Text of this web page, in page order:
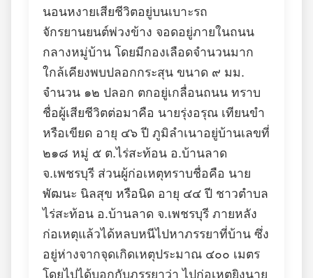
นอนหงายเสียชีวิตอยู่บนเบาะรถ
จักรยานยนต์พ่วงข้าง จอดอยู่ภายในถนน
กลางหมู่บ้าน โดยมีกองเลือดจำนวนมาก
ใกล้เคียงพบปลอกกระสุน ขนาด ๙ มม.
จำนวน ๑๒ ปลอก ตกอยู่เกลื่อนถนน ทราบ
ชื่อผู้เสียชีวิตต่อมาคือ นายรุ่งอรุณ เทียนขำ
หรือเขียด อายุ ๔๖ ปี ภูมิลำเนาอยู่บ้านเลขที่
๒๑๘ หมู่ ๕ ต.ไร่สะท้อน อ.บ้านลาด
จ.เพชรบุรี ส่วนผู้ก่อเหตุทราบชื่อคือ นาย
พัฒนะ นิลสุข หรือนิด อายุ ๔๔ ปี ชาวตำบล
ไร่สะท้อน อ.บ้านลาด จ.เพชรบุรี ภายหลัง
ก่อเหตุแล้วได้หลบหนีไปหาภรรยาที่บ้าน ซึ่ง
อยู่ห่างจากจุดเกิดเหตุประมาณ ๔๐๐ เมตร
โดยไปได้บอกกับภรรยาว่า ไปก่อเหตุยิงนาย